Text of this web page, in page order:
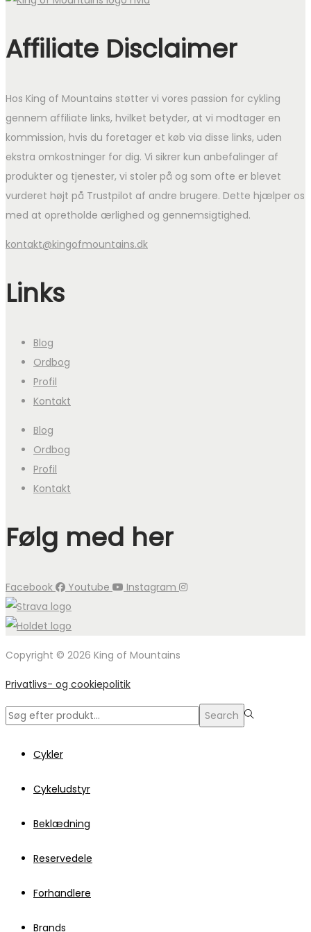
Affiliate Disclaimer
Hos King of Mountains støtter vi vores passion for cykling
gennem affiliate links, hvilket betyder, at vi modtager en
kommission, hvis du foretager et køb via disse links, uden
ekstra omkostninger for dig. Vi sikrer kun anbefalinger af
produkter og tjenester, vi stoler på og som ofte er blevet
vurderet højt på Trustpilot af andre brugere. Dette hjælper os
med at opretholde ærlighed og gennemsigtighed.
kontakt@kingofmountains.dk
Links
Blog
Ordbog
Profil
Kontakt
Blog
Ordbog
Profil
Kontakt
Følg med her
Facebook Youtube Instagram
Copyright © 2026 King of Mountains
Privatlivs- og cookiepolitik
Search
Search
Cykler
Cykeludstyr
Beklædning
Reservedele
Forhandlere
Brands